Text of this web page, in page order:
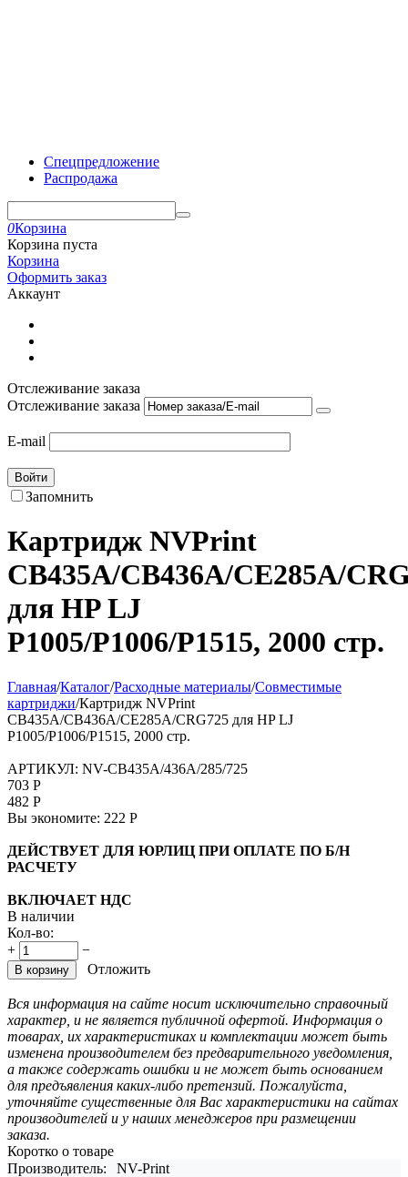
Спецпредложение
Распродажа
0Корзина
Корзина пуста
Корзина
Оформить заказ
Аккаунт
Отслеживание заказа
Отслеживание заказа
E-mail
Войти
Запомнить
Картридж NVPrint
CB435A/CB436A/CE285A/
для HP LJ
P1005/P1006/P1515, 2000 стр.
Главная/Каталог/Расходные материалы/Совместимые
картриджи/Картридж NVPrint
CB435A/CB436A/CE285A/CRG725 для HP LJ
P1005/P1006/P1515, 2000 стр.
АРТИКУЛ: NV-CB435A/436A/285/725
703 Р
482 Р
Вы экономите: 222 Р
ДЕЙСТВУЕТ ДЛЯ ЮРЛИЦ ПРИ ОПЛАТЕ ПО Б/Н
РАСЧЕТУ
ВКЛЮЧАЕТ НДС
В наличии
Кол-во:
+
−
В корзину Отложить
Вся информация на сайте носит исключительно справочный
характер, и не является публичной офертой. Информация о
товарах, их характеристиках и комплектации может быть
изменена производителем без предварительного уведомления,
а также содержать ошибки и не может быть основанием
для предъявления каких-либо претензий. Пожалуйста,
уточняйте существенные для Вас характеристики на сайтах
производителей и у наших менеджеров при размещении
заказа.
Коротко о товаре
Производитель:
NV-Print